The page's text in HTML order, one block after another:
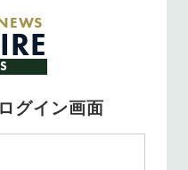
グイン画面